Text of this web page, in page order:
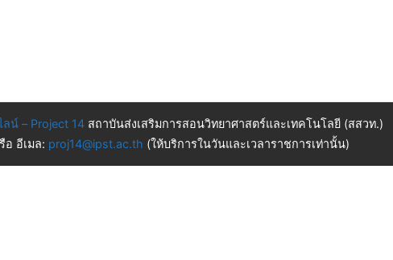
น์ – Project 14 สถาบันส่งเสริมการสอนวิทยาศาสตร์และเทคโนโลยี (สสวท.)
อ อีเมล: proj14@ipst.ac.th (ให้บริการในวันและเวลาราชการเท่านั้น)